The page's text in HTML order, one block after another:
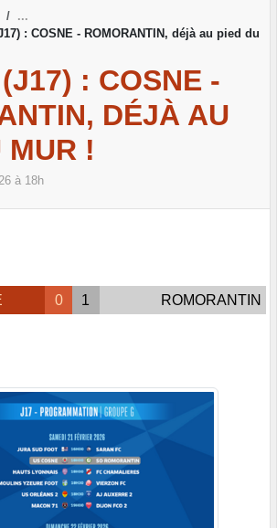
: COSNE - ROMORANTIN, déjà au pied du
: COSNE -
DÉJÀ AU
MUR !
à 18h
0 1 ROMORANTIN